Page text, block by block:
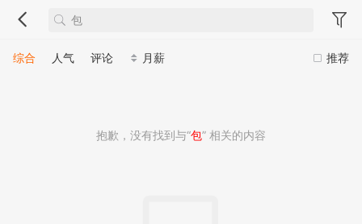
推荐
综合 人气 评论 月薪
抱歉，没有找到与“包” 相关的内容